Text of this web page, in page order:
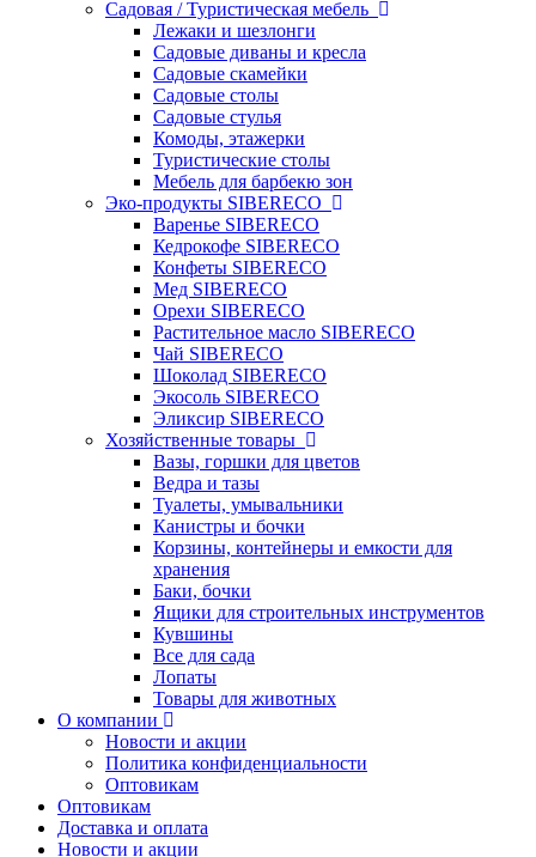
Садовая / Туристическая мебель
Лежаки и шезлонги
Садовые диваны и кресла
Садовые скамейки
Садовые столы
Садовые стулья
Комоды, этажерки
Туристические столы
Мебель для барбекю зон
Эко-продукты SIBERECO
Варенье SIBERECO
Кедрокофе SIBERECO
Конфеты SIBERECO
Мед SIBERECO
Орехи SIBERECO
Растительное масло SIBERECO
Чай SIBERECO
Шоколад SIBERECO
Экосоль SIBERECO
Эликсир SIBERECO
Хозяйственные товары
Вазы, горшки для цветов
Ведра и тазы
Туалеты, умывальники
Канистры и бочки
Корзины, контейнеры и емкости для
хранения
Баки, бочки
Ящики для строительных инструментов
Кувшины
Все для сада
Лопаты
Товары для животных
О компании
Новости и акции
Политика конфиденциальности
Оптовикам
Оптовикам
Доставка и оплата
Новости и акции